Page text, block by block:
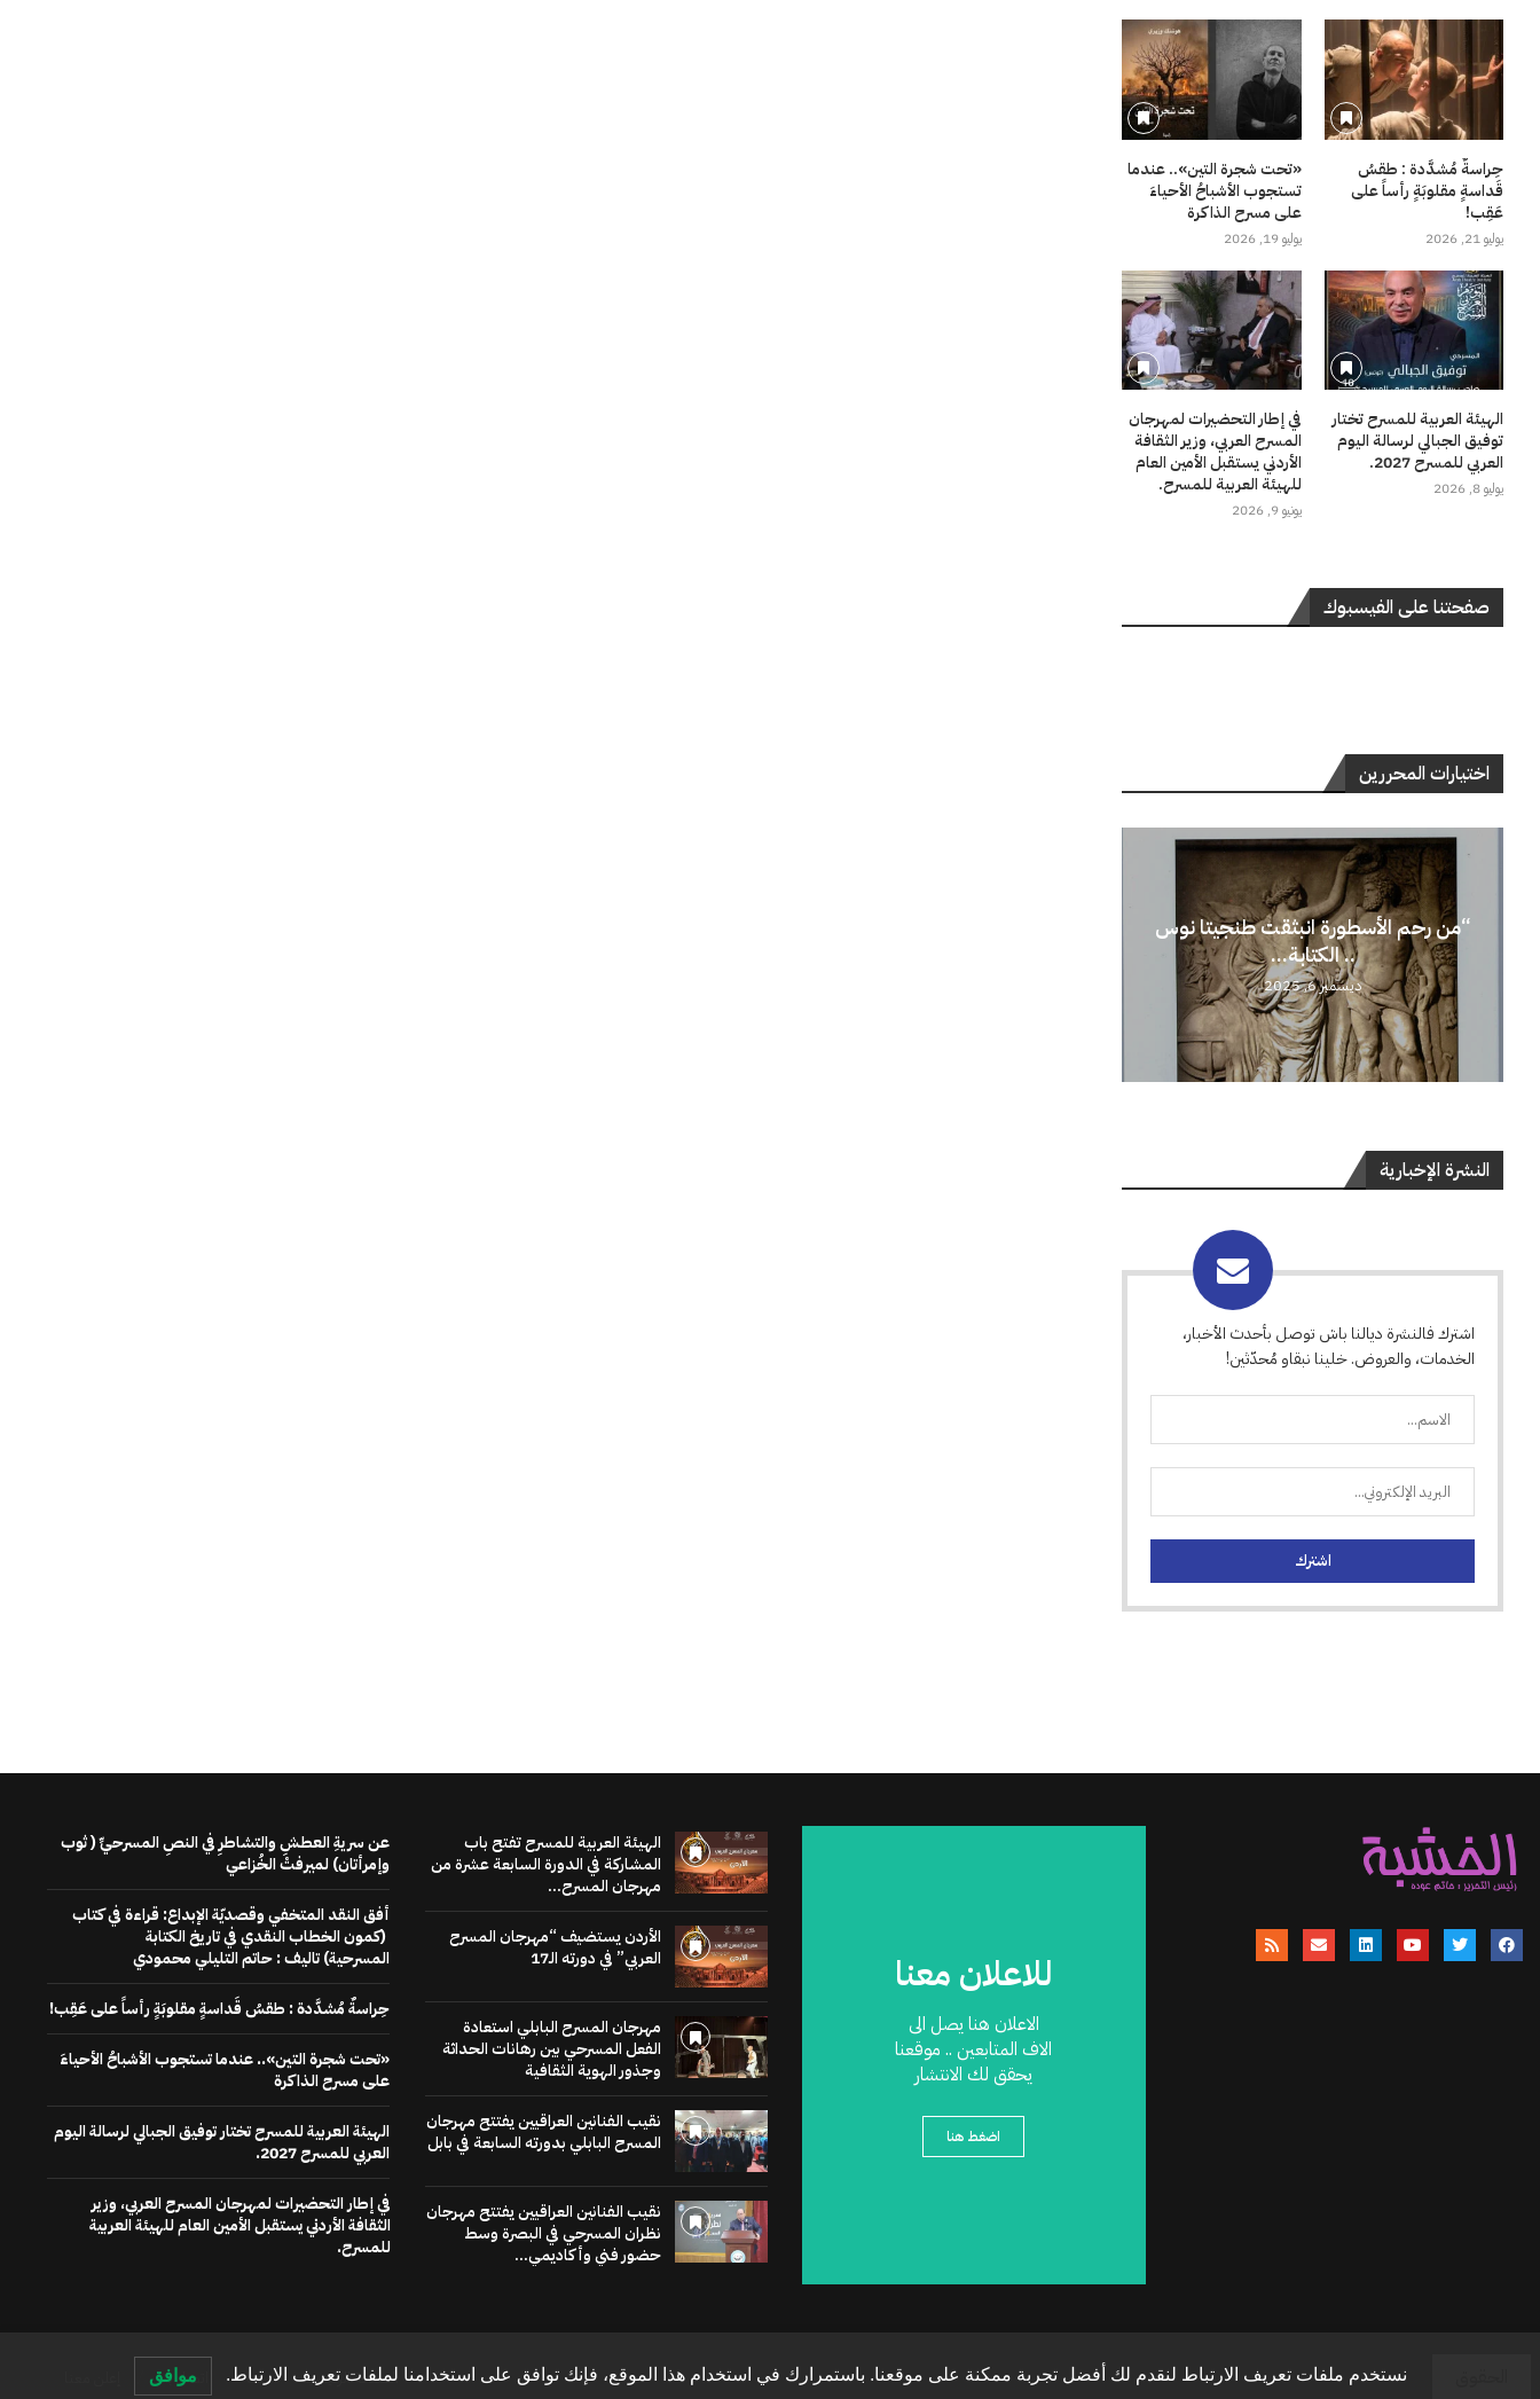
حِراسةٌ مُشدَّدة : طقسُ
قَداسةٍ مقلوبَةٍ رأساً على
عَقِب!
يوليو 21, 2026
«تحت شجرة التين».. عندما
تستجوب الأشباحُ الأحياءَ
على مسرح الذاكرة
يوليو 19, 2026
الهيئة العربية للمسرح تختار
توفيق الجبالي لرسالة اليوم
العربي للمسرح 2027.
يوليو 8, 2026
في إطار التحضيرات لمهرجان
المسرح العربي، وزير الثقافة
الأردني يستقبل الأمين العام
للهيئة العربية للمسرح.
يونيو 9, 2026
صفحتنا على الفيسبوك
اختيارات المحررين
“من رحم الأسطورة انبثقت طنجيتا نوس
.. الكتابة...
ديسمبر 6, 2025
النشرة الإخبارية
اشترك فالنشرة ديالنا باش توصل بأحدث الأخبار،
الخدمات، والعروض. خلينا نبقاو مُحدّثين!
للاعلان معنا
الاعلان هنا يصل الى
الاف المتابعين .. موقعنا
يحقق لك الانتشار
اضغط هنا
الهيئة العربية للمسرح تفتح باب
المشاركة في الدورة السابعة عشرة من
مهرجان المسرح...
الأردن يستضيف “مهرجان المسرح
العربي” في دورته الـ17
مهرجان المسرح البابلي استعادة
الفعل المسرحي بين رهانات الحداثة
وجذور الهوية الثقافية
نقيب الفنانين العراقيين يفتتح مهرجان
المسرح البابلي بدورته السابعة في بابل
نقيب الفنانين العراقيين يفتتح مهرجان
نظران المسرحي في البصرة وسط
حضور فني وأكاديمي...
عن سريةِ العطشِ والتشاطرِ في النصِ المسرحيِّ ( ثوب
وإمرأتان) لميرفتْ الخُزاعي
أفق النقد المتخفي وقصديّة الإبداع: قراءة في كتاب
(كمون الخطاب النقدي في تاريخ الكتابة
المسرحية) تاليف : حاتم التليلي محمودي
حِراسةٌ مُشدَّدة : طقسُ قَداسةٍ مقلوبَةٍ رأساً على عَقِب!
«تحت شجرة التين».. عندما تستجوب الأشباحُ الأحياءَ
على مسرح الذاكرة
الهيئة العربية للمسرح تختار توفيق الجبالي لرسالة اليوم
العربي للمسرح 2027.
في إطار التحضيرات لمهرجان المسرح العربي، وزير
الثقافة الأردني يستقبل الأمين العام للهيئة العربية
للمسرح.
الصفحة الرئيسية عنا اتصل بنا نستخدم ملفات تعريف الارتباط لنقدم لك أفضل تجربة ممكنة على موقعنا. باستمرارك في استخدام هذا الموقع، فإنك توافق على استخدامنا لملفات تعريف الارتباط. موافق